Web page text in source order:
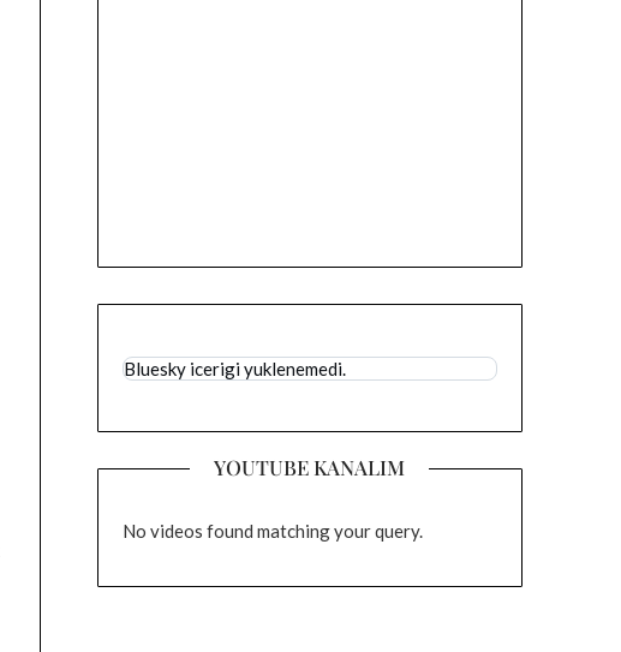
Bluesky icerigi yuklenemedi.
YOUTUBE KANALIM
No videos found matching your query.